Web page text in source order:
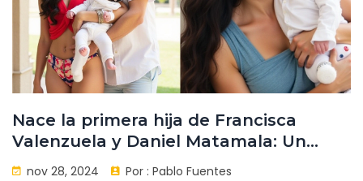
Nace la primera hija de Francisca
Valenzuela y Daniel Matamala: Un
nuevo comienzo para la pareja chilena
nov 28, 2024 Por : Pablo Fuentes